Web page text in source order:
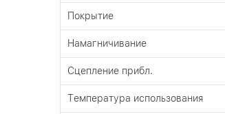
Покрытие
Намагничивание
Сцепление прибл.
Tемпература использования